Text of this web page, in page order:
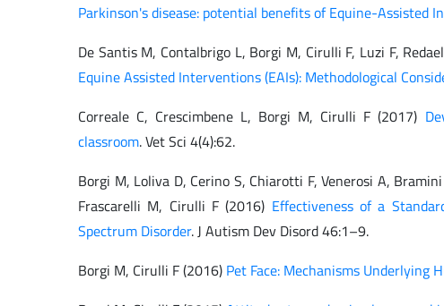
Parkinson's disease: potential benefits of Equine-Assisted
De Santis M, Contalbrigo L, Borgi M, Cirulli F, Luzi F,
Equine Assisted Interventions (EAIs): Methodological
Correale C, Crescimbene L, Borgi M, Cirulli F (2017)
classroom. Vet Sci 4(4):62.
Borgi M, Loliva D, Cerino S, Chiarotti F, Venerosi A,
Frascarelli M, Cirulli F (2016) Effectiveness of a
Spectrum Disorder. J Autism Dev Disord 46:1–9.
Borgi M, Cirulli F (2016) Pet Face: Mechanisms Underlying